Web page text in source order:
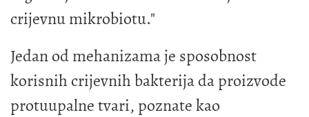
crijevnu mikrobiotu."
Jedan od mehanizama je sposobnost
korisnih crijevnih bakterija da proizvode
protuupalne tvari, poznate kao